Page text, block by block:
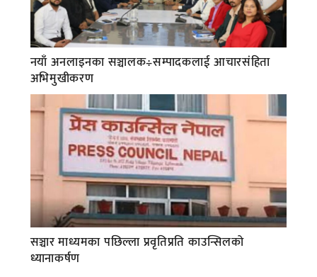
नयाँ अनलाइनका सञ्चालक÷सम्पादकलाई आचारसंहिता
अभिमुखीकरण
सञ्चार माध्यमका पछिल्ला प्रवृतिप्रति काउन्सिलको
ध्यानाकर्षण